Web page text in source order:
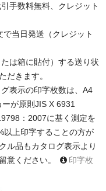
手数料無料、クレジット
当日発送（クレジット
は箱に貼付）する送り状
だきます。
表示の印字枚数は、A4
が原則JIS X 6931
：2007に基く測定を
以上印字することの方が
ル品もカタログ表示より
意ください。
印字枚